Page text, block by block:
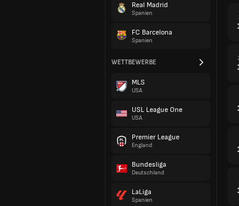
Real Madrid
Spanien
FC Barcelona
Spanien
WETTBEWERBE
MLS
USA
USL League One
USA
Premier League
England
Bundesliga
Deutschland
LaLiga
Spanien